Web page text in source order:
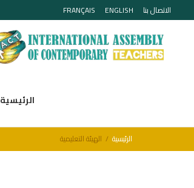
الاتصال بنا ENGLISH
FRANÇAIS
الرئيسية
الرئيسية الهيئة التعليمية